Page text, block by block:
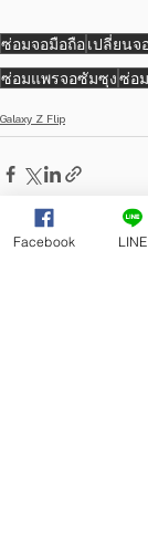
ซ่อมจอมือถือเปลี่ยนจ
ซ่อมแพรจอซัมซุงซ่อ
Galaxy Z Flip
Facebook LINE